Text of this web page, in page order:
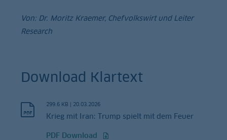
Von: Dr. Moritz Kraemer, Chefvolkswirt und Leiter
Research
Download Klartext
299.6 KB | 20.03.2026
Krieg mit Iran: Trump spielt mit dem Feuer
PDF Download